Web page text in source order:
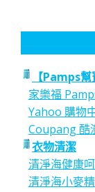
【Pamps
家樂福
Yahoo 購物
Coupang 酷
衣物清潔
清淨海健康
清淨海小麥